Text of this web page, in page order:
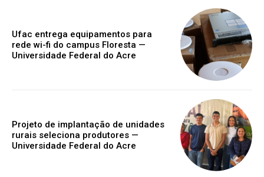
Ufac entrega equipamentos para
rede wi-fi do campus Floresta —
Universidade Federal do Acre
Projeto de implantação de unidades
rurais seleciona produtores —
Universidade Federal do Acre